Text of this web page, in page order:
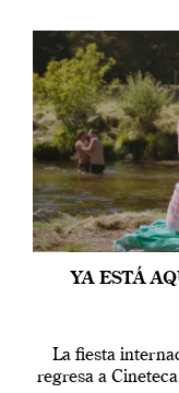
YA ESTÁ
La fiesta
regresa a